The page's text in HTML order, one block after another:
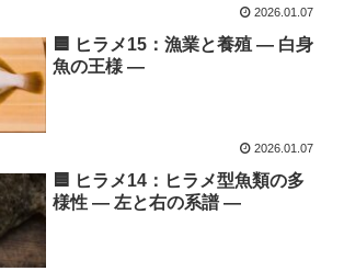
2026.01.07
🟦 ヒラメ15：漁業と養殖 ― 白身
魚の王様 ―
2026.01.07
🟦 ヒラメ14：ヒラメ型魚類の多
様性 ― 左と右の系譜 ―